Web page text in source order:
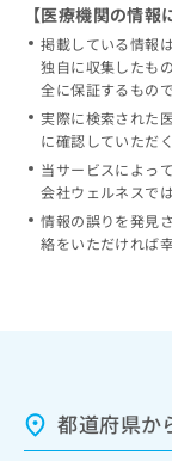
【医療機関の情報
掲載している情報
独自に収集したも
全に保証するもの
実際に検索された
に確認していただ
当サービスによっ
会社ウェルネスで
情報の誤りを発見
絡をいただければ幸
都道府県か